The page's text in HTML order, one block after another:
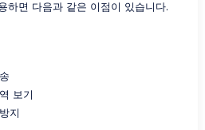
하면 다음과 같은 이점이 있습니다.
보기
지